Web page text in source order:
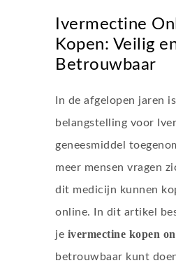
Ivermectine
Kopen: Veilig
Betrouwbaar
In de afgelopen jaren
belangstelling voor
geneesmiddel
meer mensen vragen
dit medicijn kunnen
online. In dit artikel
je ivermectine kopen
betrouwbaar kunt